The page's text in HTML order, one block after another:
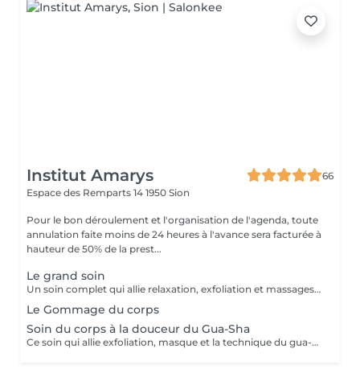
Institut Amarys
66
Espace des Remparts 14 1950 Sion
Pour le bon déroulement et l'organisation de l'agenda, toute
annulation faite moins de 24 heures à l'avance sera facturée à
hauteur de 50% de la prest...
Le grand soin
Un soin complet qui allie relaxation, exfoliation et massages manuels afin d'apporter à votre peau douceur et hydratation.
Le Gommage du corps
Soin du corps à la douceur du Gua-Sha
Ce soin qui allie exfoliation, masque et la technique du gua-sha ainsi que des massages manuels saura apporter à votre peau toute la douceur, l'hydratation et l'attention qu'elle mérite.